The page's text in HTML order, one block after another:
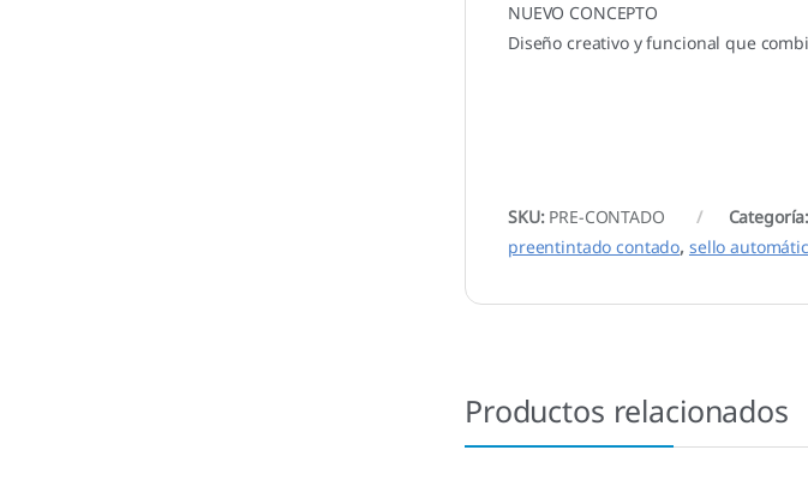
NUEVO CONCEPTO
Diseño creativo y funcional que
SKU: PRE-CONTADO Categoría:
preentintado contado, sello
Productos relacionados